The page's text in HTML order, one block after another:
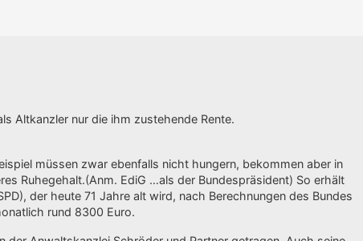
Altkanzler nur die ihm zustehende Rente.
müssen zwar ebenfalls nicht hungern, bekommen aber in
Ruhegehalt.(Anm. EdiG …als der Bundespräsident) So erhält
der heute 71 Jahre alt wird, nach Berechnungen des Bundes
rund 8300 Euro.